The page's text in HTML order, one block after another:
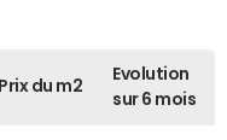
Prix du m2
Evolution
sur 6 mois